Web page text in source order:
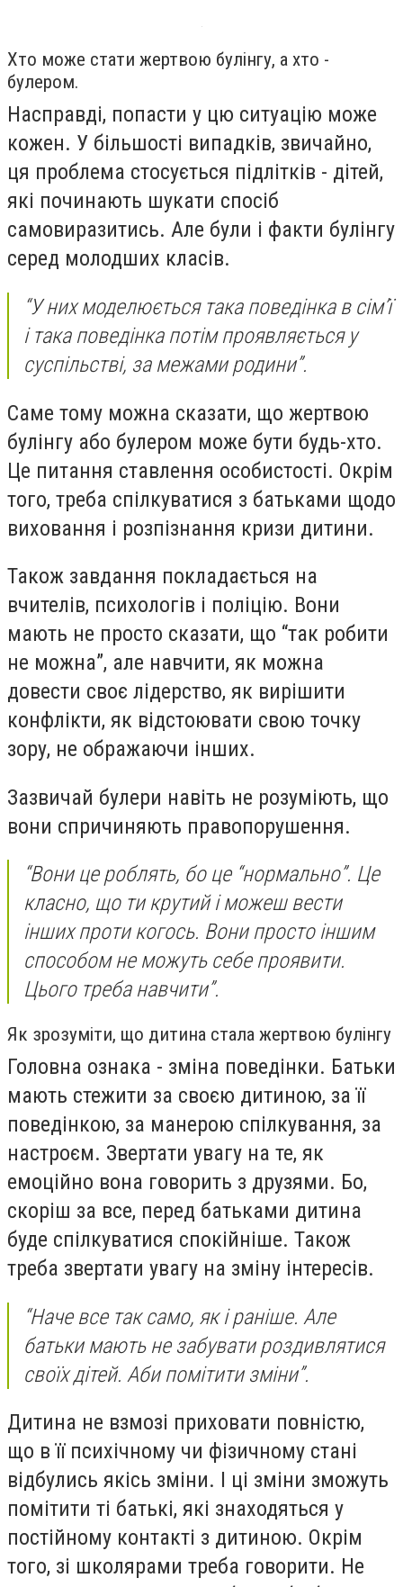
Хто може стати жертвою булінгу, а хто -
булером.
Насправді, попасти у цю ситуацію може
кожен. У більшості випадків, звичайно,
ця проблема стосується підлітків - дітей,
які починають шукати спосіб
самовиразитись. Але були і факти булінгу
серед молодших класів.
“У них моделюється така поведінка в сім’ї
і така поведінка потім проявляється у
суспільстві, за межами родини”.
Саме тому можна сказати, що жертвою
булінгу або булером може бути будь-хто.
Це питання ставлення особистості. Окрім
того, треба спілкуватися з батьками щодо
виховання і розпізнання кризи дитини.
Також завдання покладається на
вчителів, психологів і поліцію. Вони
мають не просто сказати, що “так робити
не можна”, але навчити, як можна
довести своє лідерство, як вирішити
конфлікти, як відстоювати свою точку
зору, не ображаючи інших.
Зазвичай булери навіть не розуміють, що
вони спричиняють правопорушення.
“Вони це роблять, бо це “нормально”. Це
класно, що ти крутий і можеш вести
інших проти когось. Вони просто іншим
способом не можуть себе проявити.
Цього треба навчити”.
Як зрозуміти, що дитина стала жертвою булінгу
Головна ознака - зміна поведінки. Батьки
мають стежити за своєю дитиною, за її
поведінкою, за манерою спілкування, за
настроєм. Звертати увагу на те, як
емоційно вона говорить з друзями. Бо,
скоріш за все, перед батьками дитина
буде спілкуватися спокійніше. Також
треба звертати увагу на зміну інтересів.
“Наче все так само, як і раніше. Але
батьки мають не забувати роздивлятися
своїх дітей. Аби помітити зміни”.
Дитина не взмозі приховати повністю,
що в її психічному чи фізичному стані
відбулись якісь зміни. І ці зміни зможуть
помітити ті батькі, які знаходяться у
постійному контакті з дитиною. Окрім
того, зі школярами треба говорити. Не